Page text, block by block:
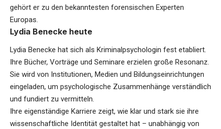
gehört er zu den bekanntesten forensischen Experten
Europas.
Lydia Benecke heute
Lydia Benecke hat sich als Kriminalpsychologin fest etabliert.
Ihre Bücher, Vorträge und Seminare erzielen große Resonanz.
Sie wird von Institutionen, Medien und Bildungseinrichtungen
eingeladen, um psychologische Zusammenhänge verständlich
und fundiert zu vermitteln.
Ihre eigenständige Karriere zeigt, wie klar und stark sie ihre
wissenschaftliche Identität gestaltet hat – unabhängig von